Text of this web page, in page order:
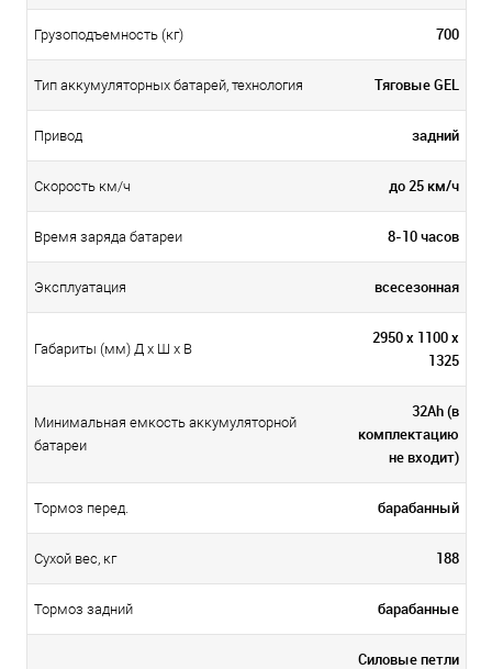
Грузоподъемность (кг) 700
Тип аккумуляторных батарей, технология Тяговые GEL
Привод задний
Скорость км/ч до 25 км/ч
Время заряда батареи 8-10 часов
Эксплуатация всесезонная
Габариты (мм) Д x Ш x В
2950 x 1100 x
1325
Минимальная емкость аккумуляторной
батареи
32Ah (в
комплектацию
не входит)
Тормоз перед. барабанный
Сухой вес, кг 188
Тормоз задний барабанные
Силовые петли